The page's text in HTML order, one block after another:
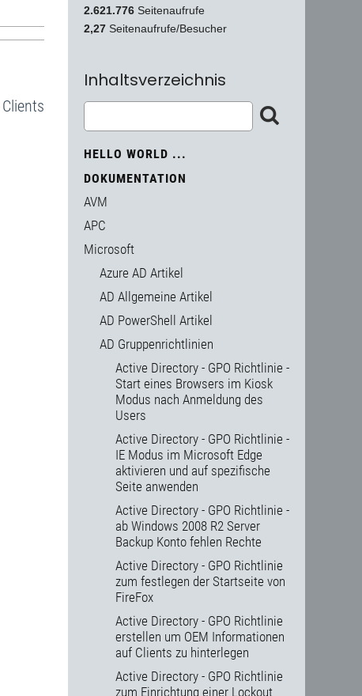
2.621.776 Seitenaufrufe
2,27 Seitenaufrufe/Besucher
Inhaltsverzeichnis
HELLO WORLD ...
DOKUMENTATION
AVM
APC
Microsoft
Azure AD Artikel
AD Allgemeine Artikel
AD PowerShell Artikel
AD Gruppenrichtlinien
Active Directory - GPO Richtlinie -
Start eines Browsers im Kiosk
Modus nach Anmeldung des
Users
Active Directory - GPO Richtlinie -
IE Modus im Microsoft Edge
aktivieren und auf spezifische
Seite anwenden
Active Directory - GPO Richtlinie -
ab Windows 2008 R2 Server
Backup Konto fehlen Rechte
Active Directory - GPO Richtlinie
zum festlegen der Startseite von
FireFox
Active Directory - GPO Richtlinie
erstellen um OEM Informationen
auf Clients zu hinterlegen
Active Directory - GPO Richtlinie
zum Einrichtung einer Lockout